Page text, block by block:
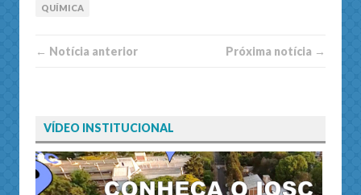
QUÍMICA
← Notí­cia anterior Próxima notí­­cia →
VÍDEO INSTITUCIONAL